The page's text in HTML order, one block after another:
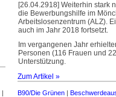
[26.04.2918] Weiterhin stark
die Bewerbungshilfe im
Arbeitslosenzentrum (ALZ).
auch im Jahr 2018 fortsetzt.
Im vergangenen Jahr
Personen (116 Frauen und
Unterstützung.
Zum Artikel »
|
B90/Die Grünen |